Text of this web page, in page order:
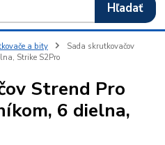
Hľadať
a bity
Sada skrutkovačov
Strike S2Pro
Strend Pro
6 dielna,